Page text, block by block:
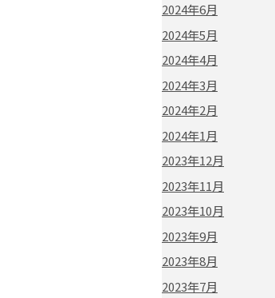
2024年6月
2024年5月
2024年4月
2024年3月
2024年2月
2024年1月
2023年12月
2023年11月
2023年10月
2023年9月
2023年8月
2023年7月